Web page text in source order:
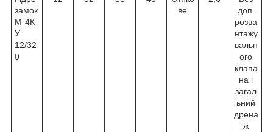
замок
М-4К
У
12/32
0
ве
доп.
розва
нтажу
вальн
ого
клапа
на і
загал
ьний
дрена
ж